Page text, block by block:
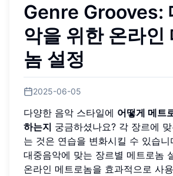
Genre Grooves:
악을 위한 온라인
놈 설정
2025-06-05
다양한 음악 스타일에 어떻게 메트
하는지 궁금하셨나요? 각 장르에
는 것은 연습을 변화시킬 수 있습니
대중음악에 맞는 장르별 메트로놈
온라인 메트로놈을 효과적으로 사